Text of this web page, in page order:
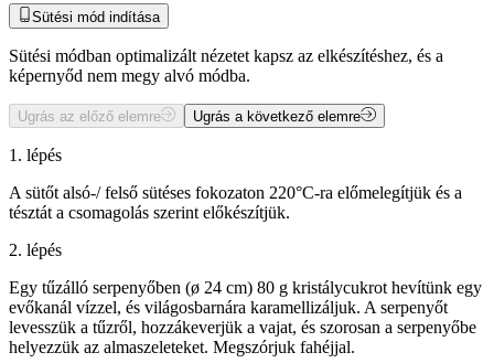
Sütési mód indítása
Sütési módban optimalizált nézetet kapsz az elkészítéshez, és a
képernyőd nem megy alvó módba.
Ugrás az előző elemre Ugrás a következő elemre
1. lépés
A sütőt alsó-/ felső sütéses fokozaton 220°C-ra előmelegítjük és a
tésztát a csomagolás szerint előkészítjük.
2. lépés
Egy tűzálló serpenyőben (ø 24 cm) 80 g kristálycukrot hevítünk egy
evőkanál vízzel, és világosbarnára karamellizáljuk. A serpenyőt
levesszük a tűzről, hozzákeverjük a vajat, és szorosan a serpenyőbe
helyezzük az almaszeleteket. Megszórjuk fahéjjal.